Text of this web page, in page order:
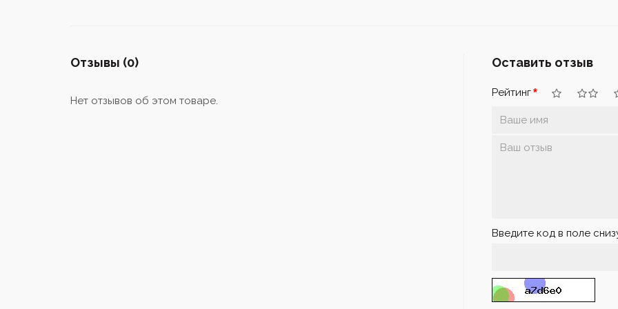
Отзывы (0)
Нет отзывов об этом товаре.
Оставить отзыв
Рейтинг
Введите код в поле